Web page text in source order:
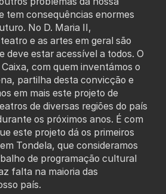
tem consequências enormes
No D. Maria II,
e as artes em geral são
deve estar acessível a todos. O
Caixa, com quem inventámos o
partilha desta convicção e
em mais este projeto de
de diversas regiões do país
os próximos anos. É com
este projeto dá os primeiros
Tondela, que consideramos
de programação cultural
falta na maioria das
país.